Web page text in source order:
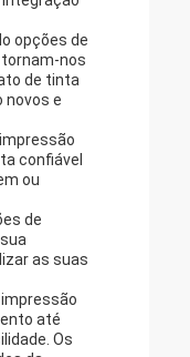
opções de
nos
de tinta
novos e
confiável
ou
de
as suas
até
Os